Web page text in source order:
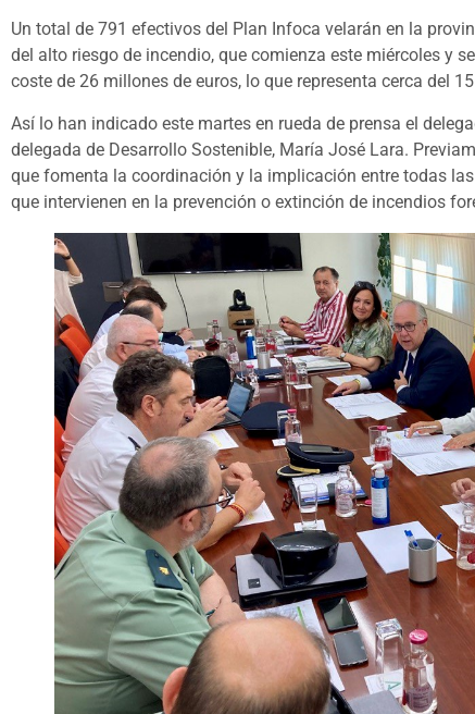
Un total de 791 efectivos del Plan Infoca velarán en la
del alto riesgo de incendio, que comienza este miércoles y
coste de 26 millones de euros, lo que representa cerca del
Así lo han indicado este martes en rueda de prensa el
delegada de Desarrollo Sostenible, María José Lara.
que fomenta la coordinación y la implicación entre todas
que intervienen en la prevención o extinción de incendios